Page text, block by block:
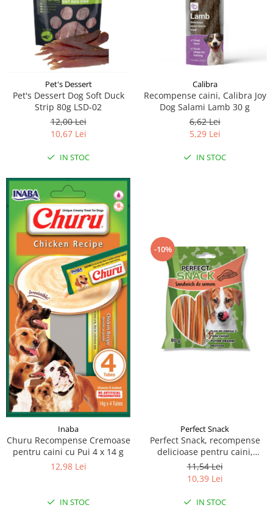
Pet's Dessert
Pet's Dessert Dog Soft Duck
Strip 80g LSD-02
12,00 Lei
10,67 Lei
IN STOC
Calibra
Recompense caini, Calibra Joy
Dog Salami Lamb 30 g
6,62 Lei
5,29 Lei
IN STOC
Inaba
Churu Recompense Cremoase
pentru caini cu Pui 4 x 14 g
12,98 Lei
IN STOC
-10%
Perfect Snack
Perfect Snack, recompense
delicioase pentru caini,
Sandwich de somon– 80 g
11,54 Lei
10,39 Lei
IN STOC